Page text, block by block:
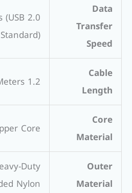
Data
Transfer
Speed
2.0
Standard)
Cable
Length
1.2 Meters
Core
Material
Core
Outer
Material
Duty
Nylon